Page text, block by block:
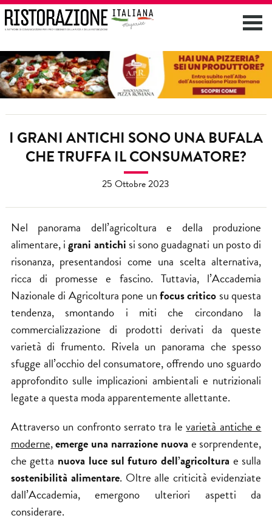
I GRANI ANTICHI SONO UNA BUFALA
CHE TRUFFA IL CONSUMATORE?
25 Ottobre 2023
Nel panorama dell’agricoltura e della produzione
alimentare, igrani antichi si sono guadagnati un posto di
risonanza, presentandosi come una scelta alternativa,
ricca di promesse e fascino. Tuttavia, l’Accademia
Nazionale di Agricoltura pone unfocus critico su questa
tendenza, smontando i miti che circondano la
commercializzazione di prodotti derivati da queste
varietà di frumento. Rivela un panorama che spesso
sfugge all’occhio del consumatore, offrendo uno sguardo
approfondito sulle implicazioni ambientali e nutrizionali
legate a questa moda apparentemente allettante.
Attraverso un confronto serrato tra levarietà antiche e
moderne,emerge una narrazione nuova e sorprendente,
che getta nuova luce sul futuro dell’agricoltura e sulla
sostenibilità alimentare. Oltre alle criticità evidenziate
dall’Accademia, emergono ulteriori aspetti da
considerare.